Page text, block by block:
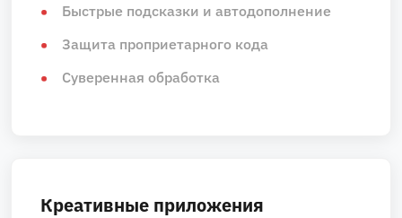
Быстрые подсказки и автодополнение
Защита проприетарного кода
Суверенная обработка
Креативные приложения